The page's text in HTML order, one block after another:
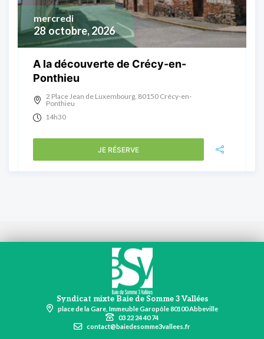
28 octobre, 2026
mercredi
A la découverte de Crécy-en-
Ponthieu
2 Place Jean de Luxembourg, 80150 Crécy-en-
Ponthieu
14h30
JE RÉSERVE
Syndicat mixte Baie de Somme 3 Vallées
place de la Gare, Immeuble Garopôle 80100 Abbeville
03 22 24 40 74
contact@baiedesomme3vallees.fr